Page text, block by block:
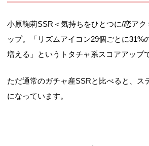
小原鞠莉SSR＜気持ちをひとつに/恋ア
ップ。「リズムアイコン29個ごとに31%
増える」というトタチャ系スコアアップ
ただ通常のガチャ産SSRと比べると、ス
になっています。